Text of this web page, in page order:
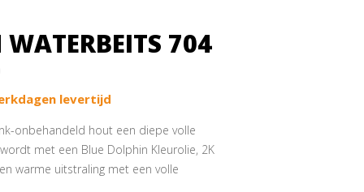
704
levertijd
onbehandeld hout een diepe volle
met een Blue Dolphin Kleurolie, 2K
warme uitstraling met een volle
mooie kleurnuances mogelijk zijn.